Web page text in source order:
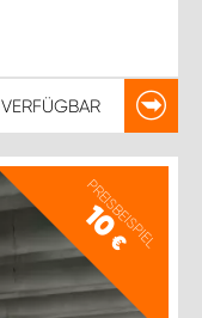
VERFÜGBAR
PREISBEISPIEL
10
€